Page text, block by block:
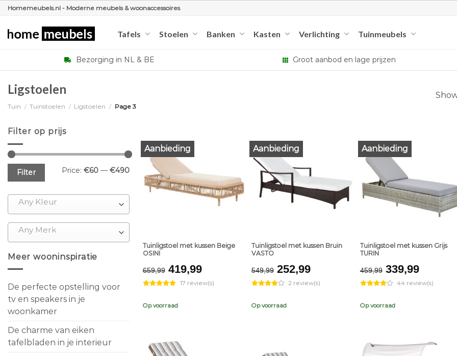
Ga
inhoud
Homemeubels.nl - Moderne meubels & woonaccessoires
Tafels Stoelen Banken Kasten Verlichting Tuinmeubels
Bezorging in NL & BE Groot aanbod en lage prijzen
Ligstoelen
Tuin / Tuinstoelen / Ligstoelen / Page 3
Filter op prijs
Min
price
Max
priceFilter Price: €60— €490
Any Kleur
Any Merk
Meer wooninspiratie
De perfecte opstelling voor
tv en speakers in je
woonkamer
De charme van eiken
tafelbladen in je interieur
Aanbieding
Tuinligstoel met kussen Beige
OSINI
659,99 Original
price
was:
€659,99.
419,99Current
price
is:
17 review(s)
Op voorraad
Aanbieding
Tuinligstoel met kussen Bruin
VASTO
549,99 Original
price
was:
€549,99.
252,99Current
price
is:
2 review(s)
Op voorraad
Aanbieding
Tuinligstoel met kussen Grijs
TURIN
459,99 Original
price
was:
€459,99.
339,99
price
is:
44 review(s)
Op voorraad